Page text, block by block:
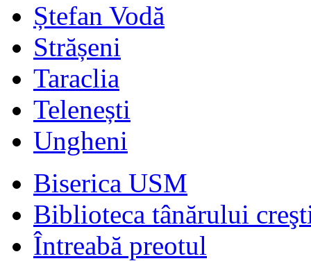
Ștefan Vodă
Strășeni
Taraclia
Telenești
Ungheni
Biserica USM
Biblioteca tânărului
Întreabă preotul